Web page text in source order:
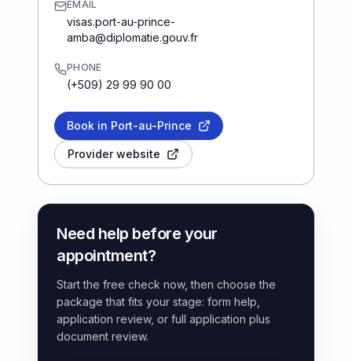
EMAIL
visas.port-au-prince-
amba@diplomatie.gouv.fr
PHONE
(+509) 29 99 90 00
Book in Port-au-Prince
Provider website
Need help before your
appointment?
Start the free check now, then choose the
package that fits your stage: form help,
application review, or full application plus
document review.